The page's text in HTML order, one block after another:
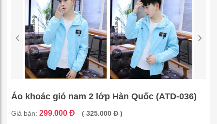
Áo khoác gió nam 2 lớp Hàn Quốc (ATD-036)
Giá bán: 299.000 Đ ( 325.000 Đ )